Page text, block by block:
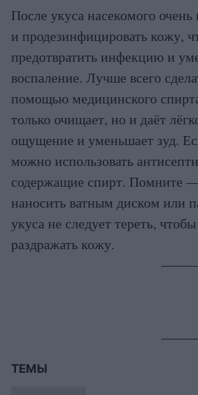
После укуса насекомого
и продезинфицировать кожу,
предотвратить инфекцию и
воспаление. Лучше всего
помощью медицинского
только очищает, но и даёт
ощущение и уменьшает зуд.
можно использовать
содержащие спирт. Помните
наносить ватным диском или
укуса не следует тереть,
раздражать кожу.
ТЕМЫ